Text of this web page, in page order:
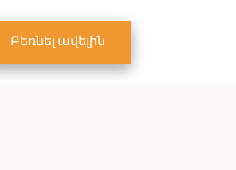
Բեռնել ավելին